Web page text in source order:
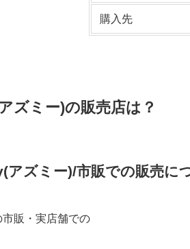
購入先
ズミー)の販売店は？
アズミー)/市販での販売に
市販・実店舗での